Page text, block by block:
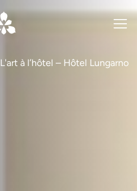
L'art à l’hôtel – Hôtel Lungarno